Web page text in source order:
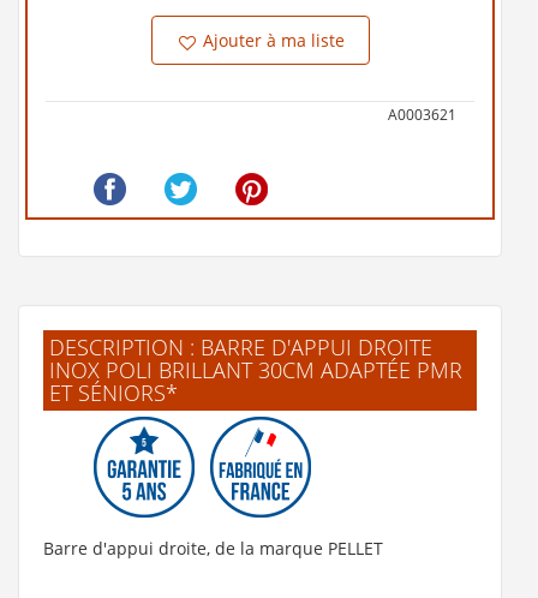
Ajouter à ma liste
A0003621
DESCRIPTION : BARRE D'APPUI DROITE
INOX POLI BRILLANT 30CM ADAPTÉE PMR
ET SÉNIORS*
Barre d'appui droite, de la marque PELLET